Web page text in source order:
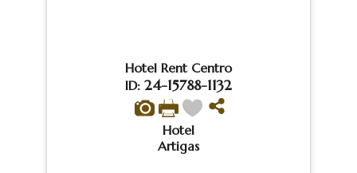
Hotel Rent Centro
ID: 24-15788-1132
Hotel
Artigas